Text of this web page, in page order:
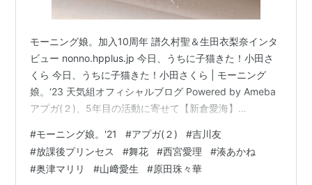
モーニング娘。加入10周年 譜久村聖＆生田衣梨奈インタ
ビュー nonno.hpplus.jp 今日、うちに子猫きた！小田さ
くら 今日、うちに子猫きた！小田さくら | モーニング
娘。‘23 天気組オフィシャルブログ Powered by Ameba
アプガ(２)、5年目の活動に寄せて【新倉愛海】
クからニラが飛び出てる人見かけるんだけど流行ってる
のか— 吉川友 (@kikkawa_you) March 20, 2021 放課後
プリンセス舞花 卒業LIVE アフタートークショー＆特典会
#モーニング娘。'21 #アプガ(２) #吉川友
#放課後プリンセス #舞花 #西宮愛理 #湊あかね
#奥津マリリ #山﨑愛生 #原田珠々華